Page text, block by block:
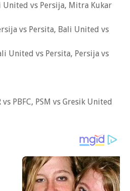
vs Persija, Mitra Kukar
vs Persita, Bali United vs
United vs Persita, Persija vs
PBFC, PSM vs Gresik United